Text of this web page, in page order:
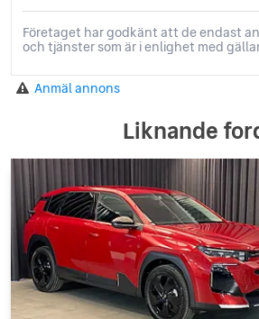
Företaget har godkänt att de endast
och tjänster som är i enlighet med
Anmäl annons
Liknande